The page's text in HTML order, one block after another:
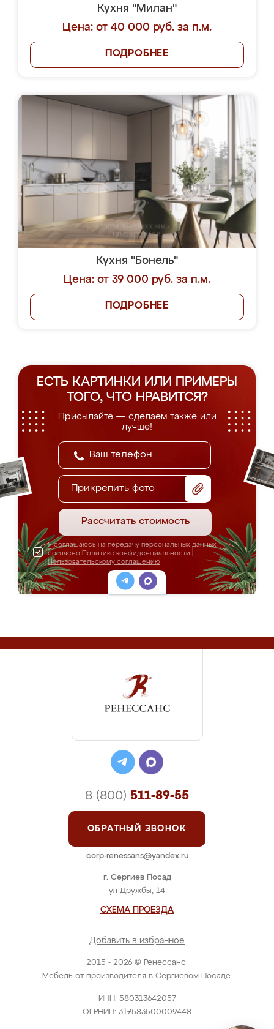
Кухня "Милан"
Цена: от 40 000 руб. за п.м.
ПОДРОБНЕЕ
Кухня "Бонель"
Цена: от 39 000 руб. за п.м.
ПОДРОБНЕЕ
ЕСТЬ КАРТИНКИ ИЛИ ПРИМЕРЫ
ТОГО, ЧТО НРАВИТСЯ?
Присылайте — сделаем также или
лучше!
Прикрепить фото
Рассчитать стоимость
Я соглашаюсь на передачу персональных данных
согласно Политике конфиденциальности
Пользовательскому соглашению
2015 - 2026 © Ренессанс.
Мебель от производителя в Сергиевом Посаде.
ИНН: 580313642057
ОГРНИП: 317583500009448
г. Сергиев Посад
ул Дружбы, 14
СХЕМА ПРОЕЗДА
Добавить в избранное
8 (800) 511-89-55
ОБРАТНЫЙ ЗВОНОК
corp-renessans@yandex.ru